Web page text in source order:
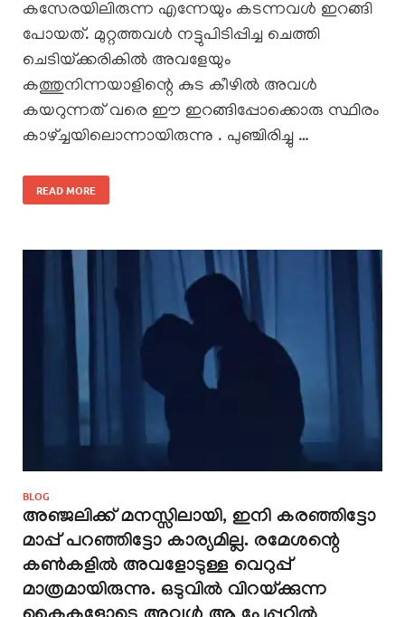
കസേരയിലിരുന്ന എന്നേയും കടന്നവൾ ഇറങ്ങി
പോയത്. മുറ്റത്തവൾ നട്ടുപിടിപ്പിച്ച ചെത്തി
ചെടിയ്‌ക്കരികിൽ അവളേയും
കത്തുനിന്നയാളിന്റെ കുട കീഴിൽ അവൾ
കയറുന്നത് വരെ ഈ ഇറങ്ങിപ്പോക്കൊരു സ്ഥിരം
കാഴ്ച്ചയിലൊന്നായിരുന്നു . പുഞ്ചിരിച്ചു …
READ MORE
BLOG
അഞ്ജലിക്ക് മനസ്സിലായി, ഇനി കരഞ്ഞിട്ടോ
മാപ്പ് പറഞ്ഞിട്ടോ കാര്യമില്ല. രമേശന്റെ
കൺകളിൽ അവളോടുള്ള വെറുപ്പ്
മാത്രമായിരുന്നു. ഒടുവിൽ വിറയ്ക്കുന്ന